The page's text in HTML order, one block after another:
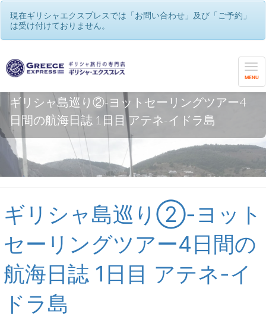
現在ギリシャエクスプレスでは「お問い合わせ」及び「ご予約」
は受け付けておりません。
MENU
ギリシャ島巡り②-ヨットセーリングツアー4
日間の航海日誌 1日目 アテネ-イドラ島
ギリシャ島巡り②-ヨット
セーリングツアー4日間の
航海日誌 1日目 アテネ-イ
ドラ島